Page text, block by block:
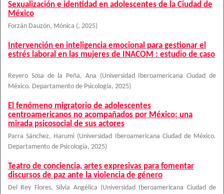
Sexualización e identidad en adolescentes de la Ciudad de
México
Forzán Dauzón, Mónica (, 2025)
Intervención en inteligencia emocional para gestionar el
estrés laboral en las mujeres de INACOM : estudio de caso
Reyero Sosa de la Peña, Ana (Universidad Iberoamericana Ciudad de
México. Departamento de Psicología, 2025)
El fenómeno migratorio de adolescentes
centroamericanos no acompañados por México: una
mirada psicosocial de sus actores
Parra Sánchez, Harumi (Universidad Iberoamericana Ciudad de México.
Departamento de Psicología, 2025)
Teatro de conciencia, artes expresivas para fomentar
discursos de paz ante la violencia de género
Del Rey Flores, Silvia Angélica (Universidad Iberoamericana Ciudad de